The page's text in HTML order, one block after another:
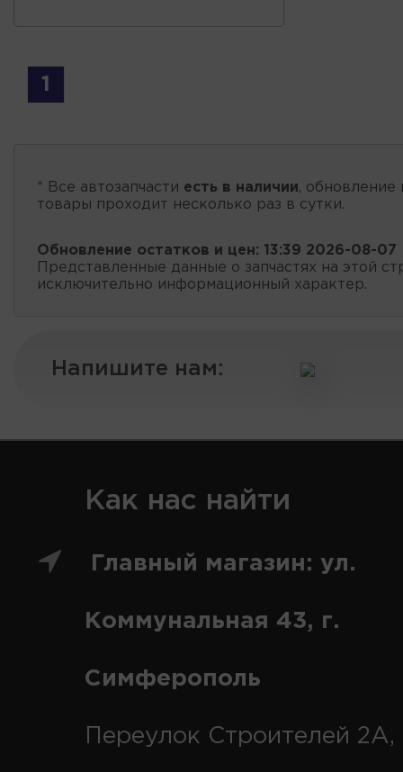
1
* Все автозапчасти есть в наличии, обновление
товары проходит несколько раз в сутки.
Обновление остатков и цен: 13:39 2026-08-07
Представленные данные о запчастях на этой
исключительно информационный характер.
Напишите нам:
Как нас найти
Главный магазин: ул.
Коммунальная 43, г.
Симферополь
Переулок Строителей 2А,